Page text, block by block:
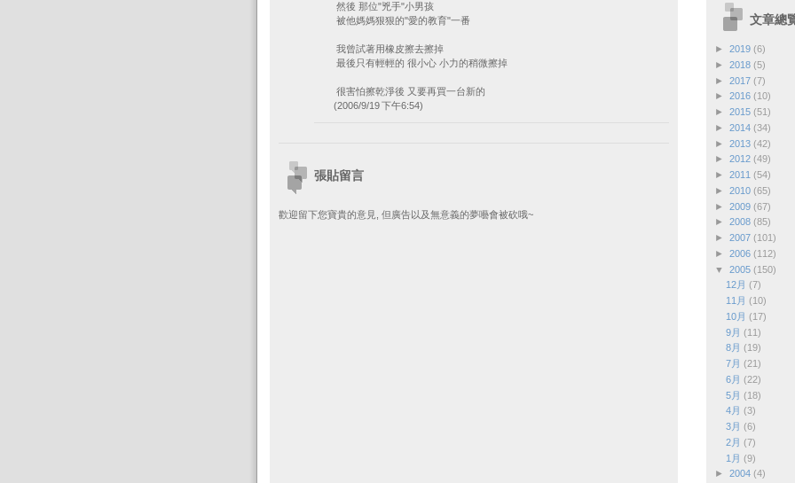
然後 那位"兇手"小男孩
被他媽媽狠狠的"愛的教育"一番
我曾試著用橡皮擦去擦掉
最後只有輕輕的 很小心 小力的稍微擦掉
很害怕擦乾淨後 又要再買一台新的
(2006/9/19 下午6:54)
張貼留言
歡迎留下您寶貴的意見, 但廣告以及無意義的夢囈會被砍哦~
文章總
► 2019 (6)
► 2018 (5)
► 2017 (7)
► 2016 (10)
► 2015 (51)
► 2014 (34)
► 2013 (42)
► 2012 (49)
► 2011 (54)
► 2010 (65)
► 2009 (67)
► 2008 (85)
► 2007 (101)
► 2006 (112)
▼ 2005 (150)
12月 (7)
11月 (10)
10月 (17)
9月 (11)
8月 (19)
7月 (21)
6月 (22)
5月 (18)
4月 (3)
3月 (6)
2月 (7)
1月 (9)
► 2004 (4)